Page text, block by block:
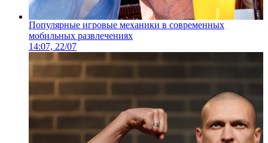
Популярные игровые механики в современных
мобильных развлечениях
14:07, 22/07